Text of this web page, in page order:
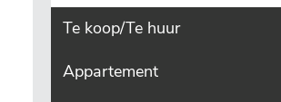
Te koop/Te huur
Appartement